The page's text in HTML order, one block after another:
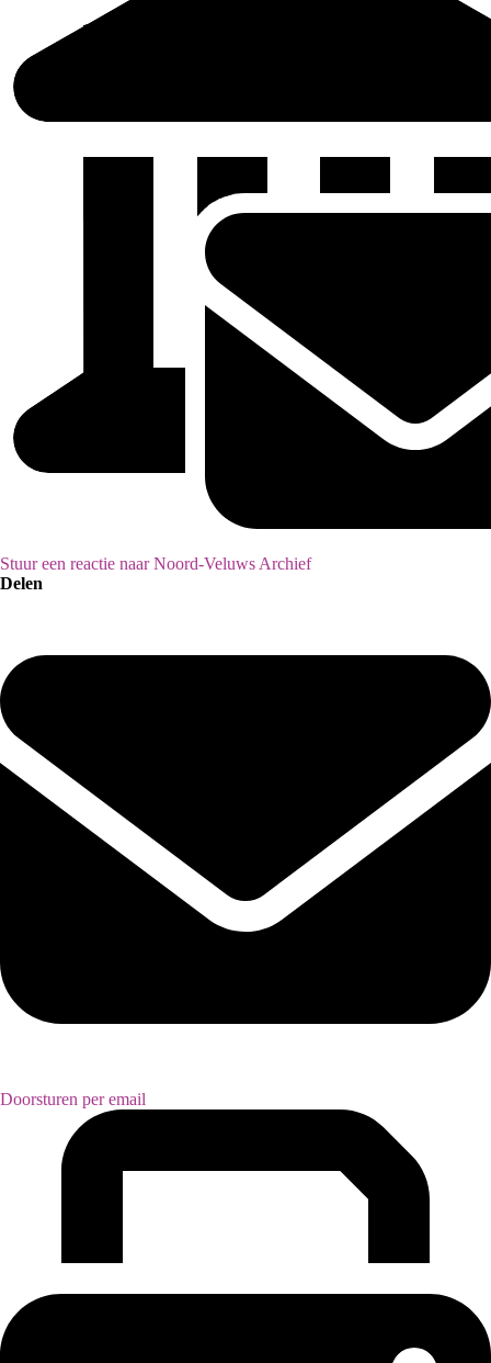
Stuur een reactie naar Noord-Veluws Archief
Delen
Doorsturen per email